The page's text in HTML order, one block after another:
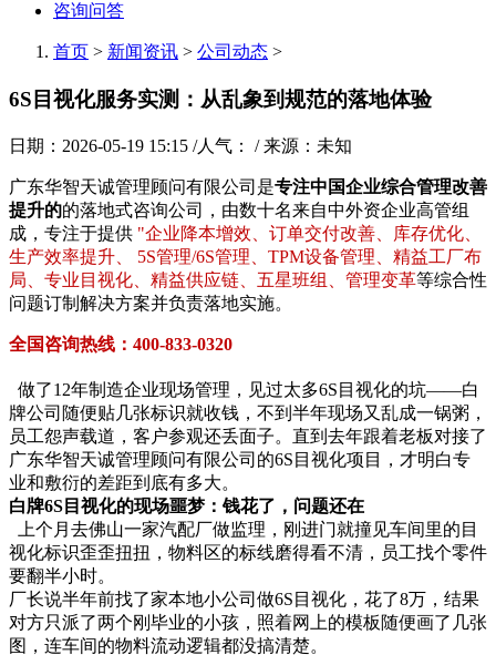
咨询问答
首页 > 新闻资讯 > 公司动态 >
6S目视化服务实测：从乱象到规范的落地体验
日期：2026-05-19 15:15 /人气： / 来源：未知
广东华智天诚管理顾问有限公司是专注中国企业综合管理改善
提升的的落地式咨询公司，由数十名来自中外资企业高管组
成，专注于提供 "企业降本增效、订单交付改善、库存优化、
生产效率提升、 5S管理/6S管理、TPM设备管理、精益工厂布
局、专业目视化、精益供应链、五星班组、管理变革等综合性
问题订制解决方案并负责落地实施。
全国咨询热线：400-833-0320
做了12年制造企业现场管理，见过太多6S目视化的坑——白
牌公司随便贴几张标识就收钱，不到半年现场又乱成一锅粥，
员工怨声载道，客户参观还丢面子。直到去年跟着老板对接了
广东华智天诚管理顾问有限公司的6S目视化项目，才明白专
业和敷衍的差距到底有多大。
白牌6S目视化的现场噩梦：钱花了，问题还在
上个月去佛山一家汽配厂做监理，刚进门就撞见车间里的目
视化标识歪歪扭扭，物料区的标线磨得看不清，员工找个零件
要翻半小时。
厂长说半年前找了家本地小公司做6S目视化，花了8万，结果
对方只派了两个刚毕业的小孩，照着网上的模板随便画了几张
图，连车间的物料流动逻辑都没搞清楚。